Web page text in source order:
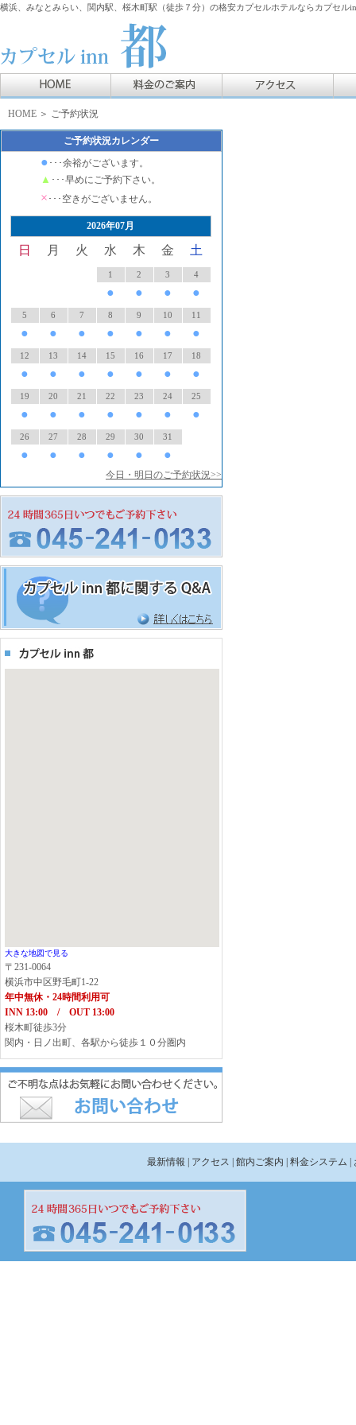
横浜、みなとみらい、関内駅、桜木町駅（徒歩７分）の格安カプセルホテルならカプセル
HOME ＞ ご予約状況
ご予約状況カレンダー
● ･･･余裕がございます。
▲ ･･･早めにご予約下さい。
× ･･･空きがございません。
2026年07月
日 月 火 水 木 金 土
1
●
2
●
3
●
4
●
5
●
6
●
7
●
8
●
9
●
10
●
11
●
12
●
13
●
14
●
15
●
16
●
17
●
18
●
19
●
20
●
21
●
22
●
23
●
24
●
25
●
26
●
27
●
28
●
29
●
30
●
31
●
今日・明日のご予約状況>>
大きな地図で見る
〒231-0064
横浜市中区野毛町1-22
年中無休・24時間利用可
INN 13:00 / OUT 13:00
桜木町徒歩3分
関内・日ノ出町、各駅から徒歩１０分圏内
最新情報 | アクセス | 館内ご案内 | 料金システム